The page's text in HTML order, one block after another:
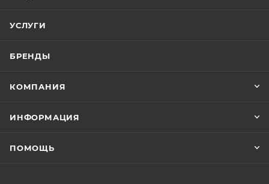
УСЛУГИ
БРЕНДЫ
КОМПАНИЯ
ИНФОРМАЦИЯ
ПОМОЩЬ